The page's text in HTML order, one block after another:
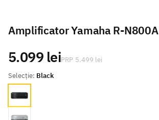
Amplificator Yamaha R-N800A
Selecție: Black
Black
Silver
5.099 lei 5.499 lei